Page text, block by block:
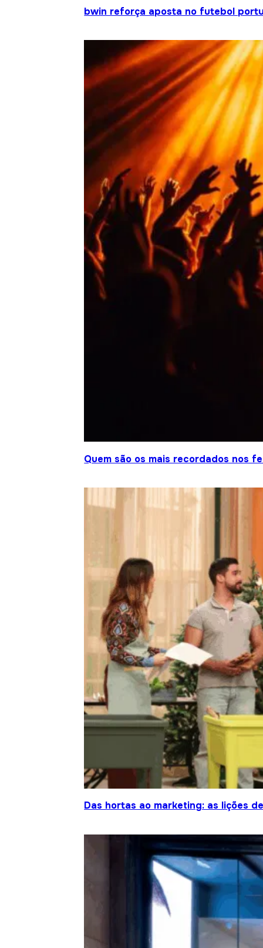
bwin reforça aposta no futebol
Quem são os mais recordados nos
Das hortas ao marketing: as lições